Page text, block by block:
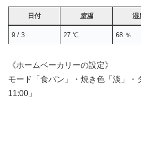
日付 室温 湿
9 / 3 27 ℃ 68 ％
《ホームベーカリーの設定》
モード「食パン」・焼き色「淡」・
11:00」